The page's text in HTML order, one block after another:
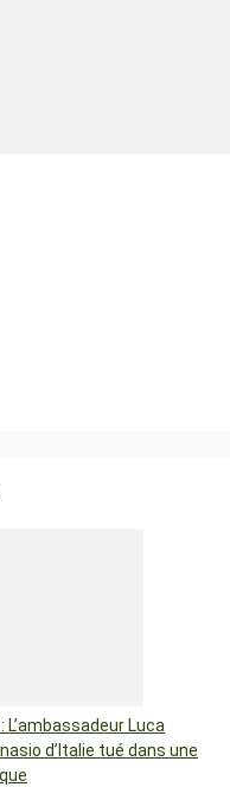
: L’ambassadeur Luca
d’Italie tué dans une